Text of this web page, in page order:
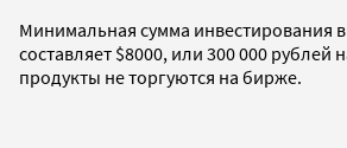
Минимальная сумма инвестирования
составляет $8000, или 300 000 рублей
продукты не торгуются на бирже.